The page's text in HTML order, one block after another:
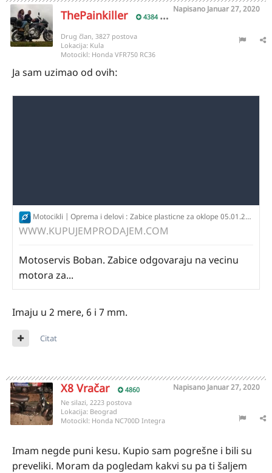
ThePainkiller 4384
Napisano Januar 27, 2020
Drug član, 3827 postova
Lokacija: Kula
Motocikl: Honda VFR750 RC36
Ja sam uzimao od ovih:
Motocikli | Oprema i delovi : Zabice plasticne za oklope 05.01.2020 - ID 73081681 - KupujemProdajem
WWW.KUPUJEMPRODAJEM.COM
Motoservis Boban. Zabice odgovaraju na vecinu
motora za...
Imaju u 2 mere, 6 i 7 mm.
Citat
X8 Vračar 4860 Napisano Januar 27, 2020
Ne silazi, 2223 postova
Lokacija: Beograd
Motocikl: Honda NC700D Integra
Imam negde puni kesu. Kupio sam pogrešne i bili su
preveliki. Moram da pogledam kakvi su pa ti šaljem